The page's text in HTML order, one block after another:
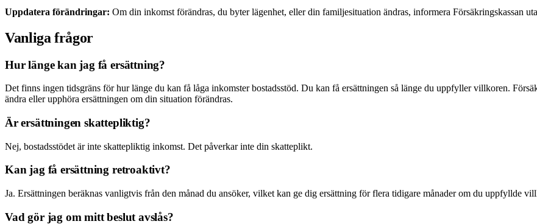
Uppdatera förändringar: Om din inkomst förändras, du byter lägenhet, eller din familjesituation ändras, informera Försäkringskassan
Vanliga frågor
Hur länge kan jag få ersättning?
Det finns ingen tidsgräns för hur länge du kan få låga inkomster bostadsstöd. Du kan få ersättningen så länge du uppfyller villkoren.
ändra eller upphöra ersättningen om din situation förändras.
Är ersättningen skattepliktig?
Nej, bostadsstödet är inte skattepliktig inkomst. Det påverkar inte din skatteplikt.
Kan jag få ersättning retroaktivt?
Ja. Ersättningen beräknas vanligtvis från den månad du ansöker, vilket kan ge dig ersättning för flera tidigare månader om du uppfyllde
Vad gör jag om mitt beslut avslås?